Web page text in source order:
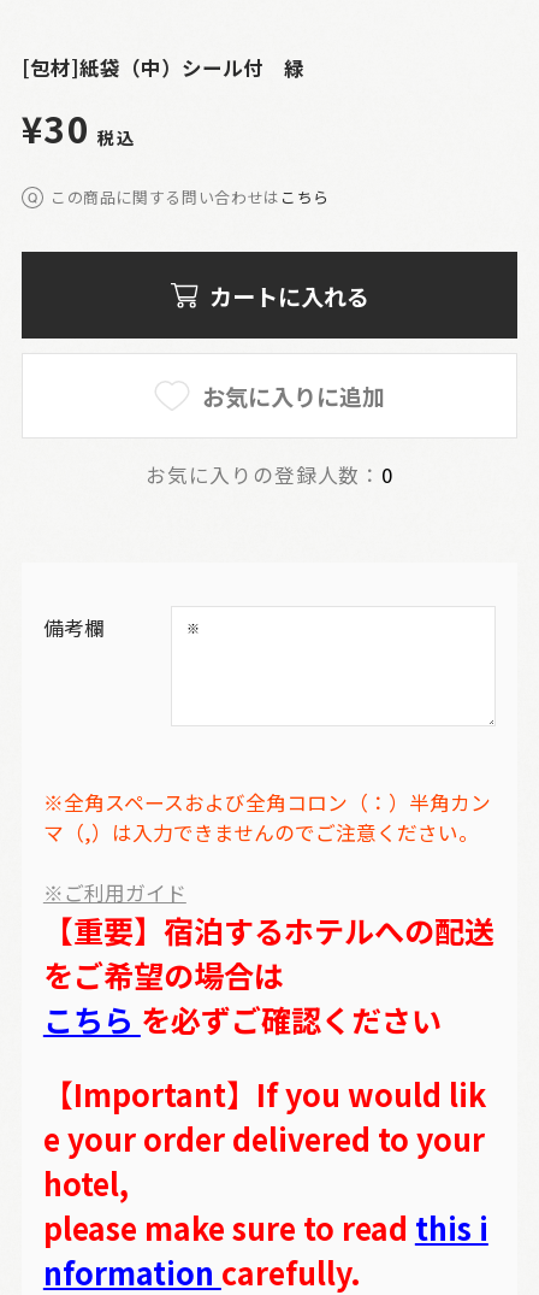
[包材]紙袋（中）シール付 緑
¥30 税込
この商品に関する問い合わせは こちら
カートに入れる
お気に入りに追加
お気に入りの登録人数： 0
備考欄
※全角スペースおよび全角コロン（：）半角カン
マ（,）は入力できませんのでご注意ください。
※ご利用ガイド
【重要】宿泊するホテルへの配送
をご希望の場合は
こちら を必ずご確認ください
【Important】If you would lik
e your order delivered to your
hotel,
please make sure to read this i
nformation carefully.